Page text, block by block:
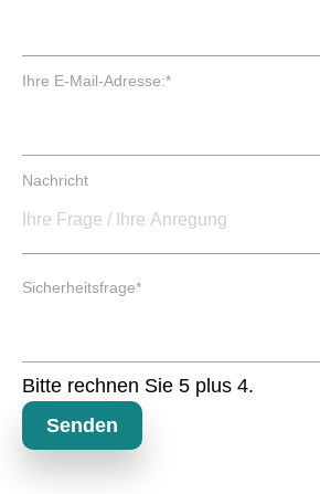
h
e
l
P
h
t
l
Ihre E-Mail-Adresse:*
Nachricht
P
h
f
Sicherheitsfrage*
Bitte rechnen Sie 5 plus 4.
Senden